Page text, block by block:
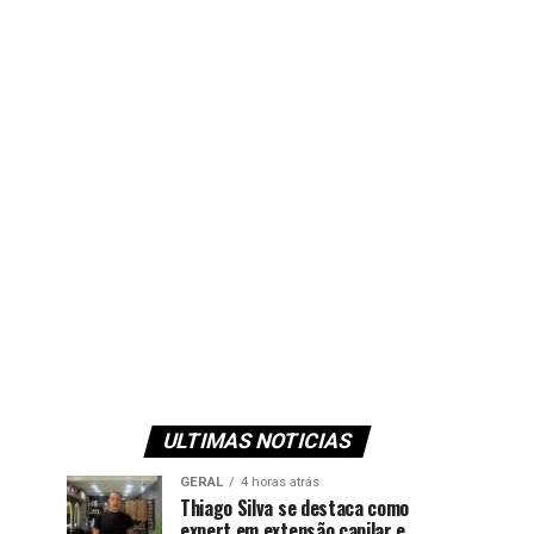
ULTIMAS NOTICIAS
GERAL 4 horas atrás
Thiago Silva se destaca como